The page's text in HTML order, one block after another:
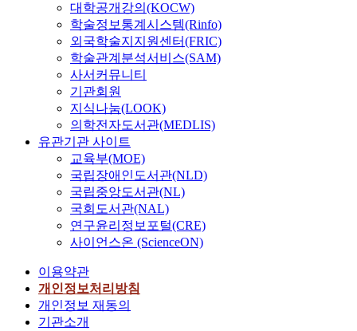
대학공개강의(KOCW)
학술정보통계시스템(Rinfo)
외국학술지지원센터(FRIC)
학술관계분석서비스(SAM)
사서커뮤니티
기관회원
지식나눔(LOOK)
의학전자도서관(MEDLIS)
유관기관 사이트
교육부(MOE)
국립장애인도서관(NLD)
국립중앙도서관(NL)
국회도서관(NAL)
연구윤리정보포털(CRE)
사이언스온 (ScienceON)
이용약관
개인정보처리방침
개인정보 재동의
기관소개